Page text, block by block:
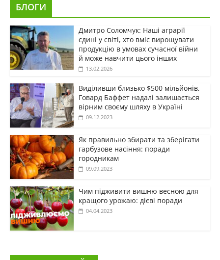
БЛОГИ
Дмитро Соломчук: Наші аграрії
єдині у світі, хто вміє вирощувати
продукцію в умовах сучасної війни
й може навчити цього інших
13.02.2026
Виділивши близько $500 мільйонів,
Говард Баффет надалі залишається
вірним своєму шляху в Україні
09.12.2023
Як правильно збирати та зберігати
гарбузове насіння: поради
городникам
09.09.2023
Чим підживити вишню весною для
кращого урожаю: дієві поради
04.04.2023